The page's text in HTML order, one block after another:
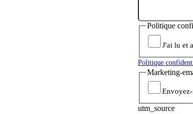
Politique
J'ai lu et
Politique
Marketing-
utm_source